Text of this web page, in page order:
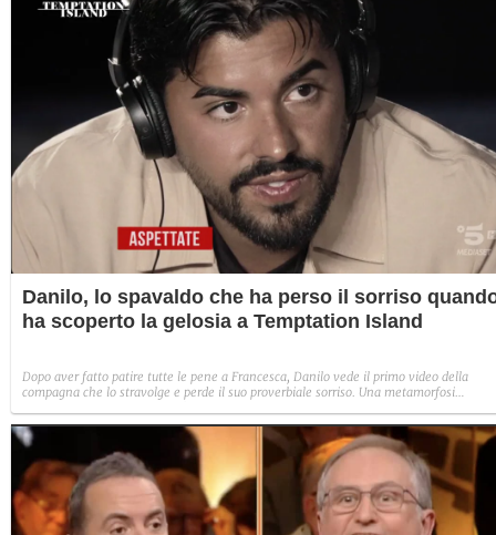
Danilo, lo spavaldo che ha perso il sorriso
ha scoperto la gelosia a Temptation Island
Dopo aver fatto patire tutte le pene a Francesca, Danilo vede il primo video della
compagna che lo stravolge e perde il suo proverbiale sorriso. Una metamorfosi